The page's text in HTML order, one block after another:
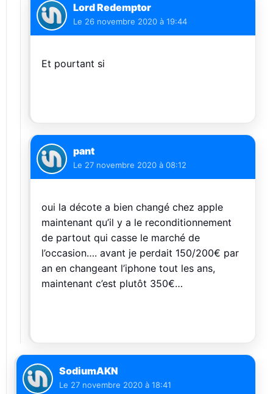
Lord Redemptor
Le 26 novembre 2020 à 19:44
Et pourtant si
pant
Le 27 novembre 2020 à 08:12
oui la décote a bien changé chez apple
maintenant qu’il y a le reconditionnement
de partout qui casse le marché de
l’occasion…. avant je perdait 150/200€ par
an en changeant l’iphone tout les ans,
maintenant c’est plutôt 350€…
SodiumAKN
Le 27 novembre 2020 à 18:41